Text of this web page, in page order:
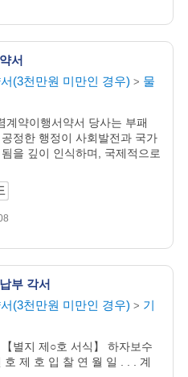
서
(3천만원 미만인 경우) > 물
계약이행서약서 당사는 부패
정한 행정이 사회발전과 국가
을 깊이 인식하며, 국제적으로
부 각서
(3천만원 미만인 경우) > 기
별지 제○호 서식】 하자보수
호 제 호 입 찰 연 월 일 . . . 계